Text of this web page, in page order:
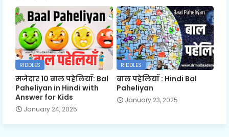
RIDDLES
मजेदार 10 बाल पहेलियाँ: Bal
Paheliyan in Hindi with
Answer for Kids
January 24, 2025
RIDDLES
बाल पहेलियाँ : Hindi Bal
Paheliyan
January 23, 2025